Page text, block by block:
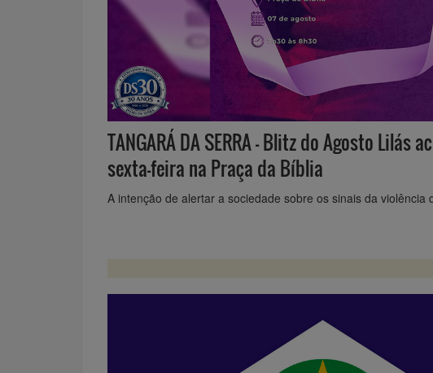
TANGARÁ DA SERRA - Blitz do Agosto Lilás
sexta-feira na Praça da Bíblia
A intenção de alertar a sociedade sobre os sinais da violência